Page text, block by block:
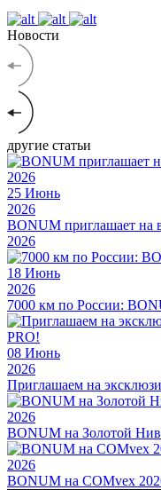
Новости
другие статьи
25 Июнь
2026
BONUM приглашает на
2026
18 Июнь
2026
7000 км по России:
08 Июнь
2026
Приглашаем на
2026
BONUM на Золотой
2026
BONUM на COMvex